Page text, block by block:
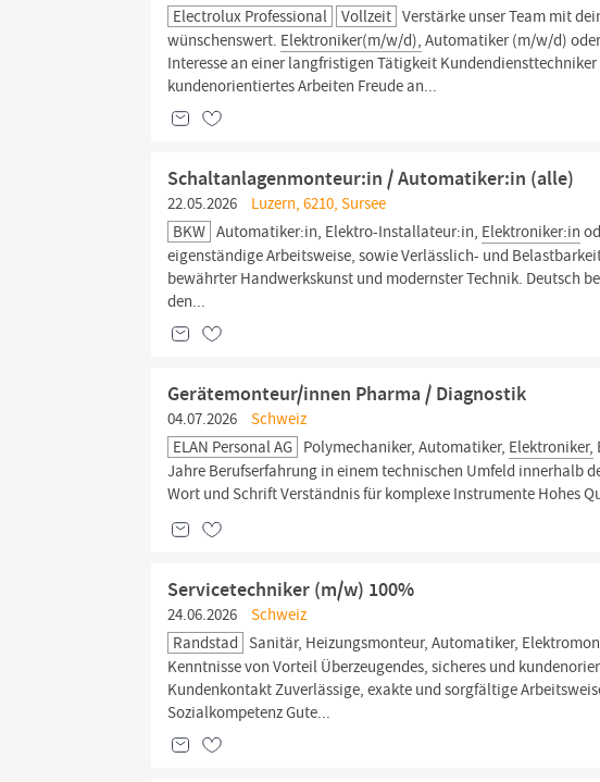
Electrolux Professional
Vollzeit Verstärke unser Team mit
wünschenswert. Elektroniker(m/w/d), Automatiker (m/w/d)
Interesse an einer langfristigen Tätigkeit
kundenorientiertes Arbeiten Freude an...
Schaltanlagenmonteur:in / Automatiker:in (alle)
22.05.2026
Luzern, 6210, Sursee
BKW Automatiker:in, Elektro-Installateur:in, Elektroniker:in
eigenständige Arbeitsweise, sowie Verlässlich- und
bewährter Handwerkskunst und modernster Technik. Deutsch
den...
Gerätemonteur/innen Pharma / Diagnostik
04.07.2026
Schweiz
ELAN Personal AG Polymechaniker, Automatiker, Elektroniker,
Jahre Berufserfahrung in einem technischen Umfeld innerhalb
Wort und Schrift Verständnis für komplexe Instrumente Hohes
Servicetechniker (m/w) 100%
24.06.2026
Schweiz
Randstad Sanitär, Heizungsmonteur, Automatiker,
Kenntnisse von Vorteil Überzeugendes, sicheres und
Kundenkontakt Zuverlässige, exakte und sorgfältige
Sozialkompetenz Gute...